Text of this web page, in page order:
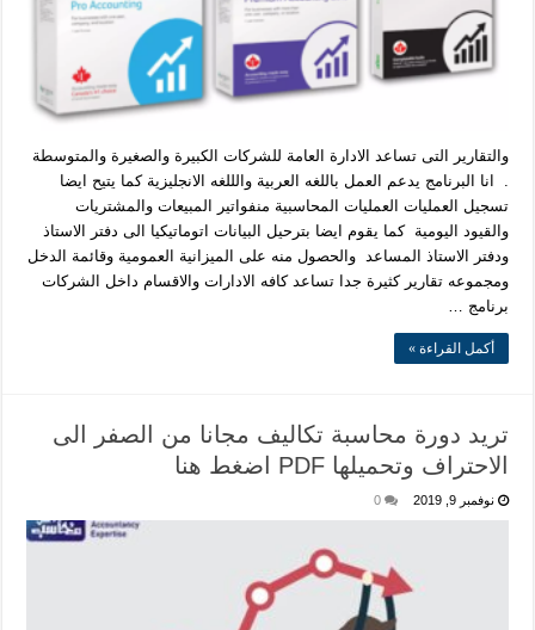
والتقارير التى تساعد الادارة العامة للشركات الكبيرة والصغيرة والمتوسطة
. انا البرنامج يدعم العمل باللغه العربية والللغه الانجليزية كما يتيح ايضا
تسجيل العمليات العمليات المحاسبية منفواتير المبيعات والمشتريات
والقيود اليومية كما يقوم ايضا بترحيل البيانات اتوماتيكيا الى دفتر الاستاذ
ودفتر الاستاذ المساعد والحصول منه على الميزانية العمومية وقائمة الدخل
ومجموعه تقارير كثيرة جدا تساعد كافه الادارات والاقسام داخل الشركات
برنامج …
أكمل القراءة »
تريد دورة محاسبة تكاليف مجانا من الصفر الى
الاحتراف وتحميلها PDF اضغط هنا
نوفمبر 9, 2019 0